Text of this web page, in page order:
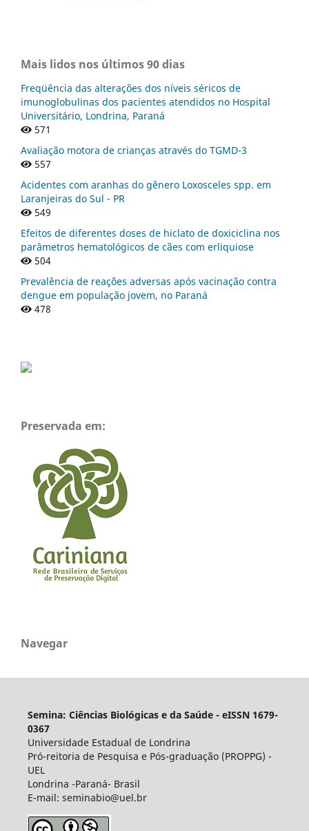
Mais lidos nos últimos 90 dias
Freqüência das alterações dos níveis séricos de
imunoglobulinas dos pacientes atendidos no Hospital
Universitário, Londrina, Paraná
571
Avaliação motora de crianças através do TGMD-3
557
Acidentes com aranhas do gênero Loxosceles spp. em
Laranjeiras do Sul - PR
549
Efeitos de diferentes doses de hiclato de doxiciclina nos
parâmetros hematológicos de cães com erliquiose
504
Prevalência de reações adversas após vacinação contra
dengue em população jovem, no Paraná
478
Preservada em:
Navegar
Semina: Ciências Biológicas e da Saúde - eISSN 1679-
0367
Universidade Estadual de Londrina
Pró-reitoria de Pesquisa e Pós-graduação (PROPPG) -
UEL
Londrina -Paraná- Brasil
E-mail: seminabio@uel.br